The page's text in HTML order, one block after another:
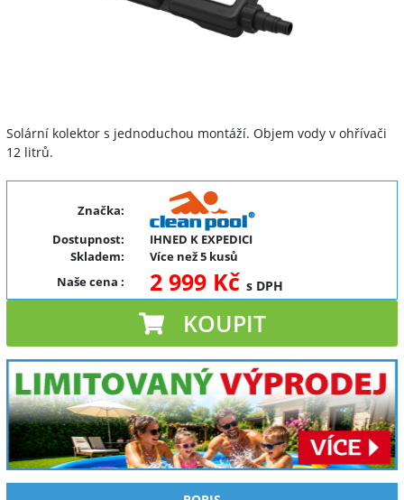
Solární kolektor s jednoduchou montáží. Objem vody v ohřívači
12 litrů.
Značka:
Dostupnost:
IHNED K EXPEDICI
Skladem:
Více než 5 kusů
Naše cena : 2 999 Kč s DPH
KOUPIT